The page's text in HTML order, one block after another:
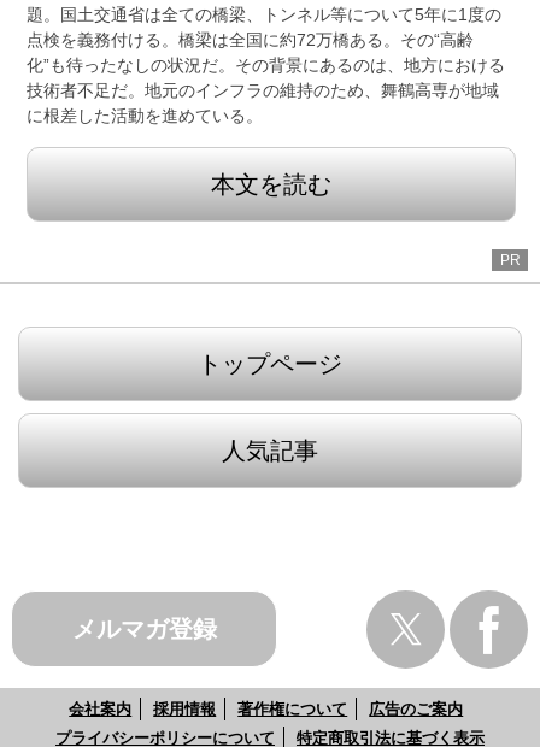
題。国土交通省は全ての橋梁、トンネル等について5年に1度の
点検を義務付ける。橋梁は全国に約72万橋ある。その“高齢
化”も待ったなしの状況だ。その背景にあるのは、地方における
技術者不足だ。地元のインフラの維持のため、舞鶴高専が地域
に根差した活動を進めている。
本文を読む
PR
トップページ
人気記事
メルマガ登録
会社案内 採用情報 著作権について
広告のご案内
プライバシーポリシーについて
特定商取引法に基づく表示